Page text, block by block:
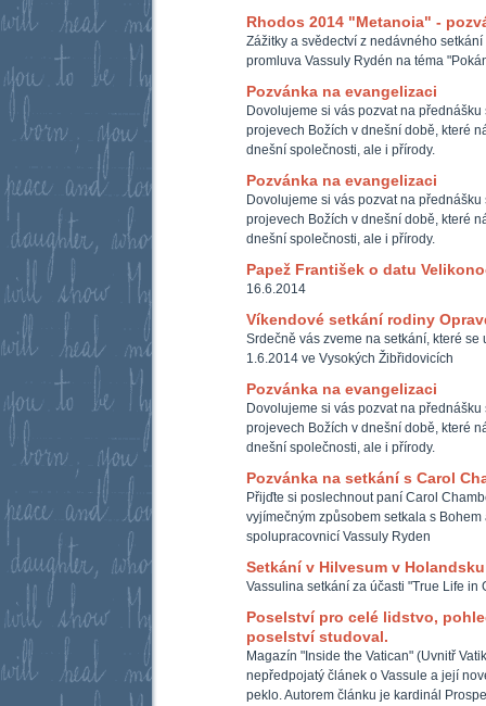
Rhodos 2014 "Metanoia" -
Zážitky a svědectví z nedávného
promluva Vassuly Rydén na téma
Pozvánka na evangelizaci
Dovolujeme si vás pozvat na
projevech Božích v dnešní době, které
dnešní společnosti, ale i přírody.
Pozvánka na evangelizaci
Dovolujeme si vás pozvat na
projevech Božích v dnešní době, které
dnešní společnosti, ale i přírody.
Papež František o datu
16.6.2014
Víkendové setkání rodiny
Srdečně vás zveme na setkání, které se
1.6.2014 ve Vysokých Žibřidovicích
Pozvánka na evangelizaci
Dovolujeme si vás pozvat na
projevech Božích v dnešní době, které
dnešní společnosti, ale i přírody.
Pozvánka na setkání s Carol
Přijďte si poslechnout paní Carol
vyjímečným způsobem setkala s
spolupracovnicí Vassuly Ryden
Setkání v Hilvesum v Holandsku
Vassulina setkání za účasti "True Life in
Poselství pro celé lidstvo,
poselství studoval.
Magazín "Inside the Vatican" (Uvnitř
nepředpojatý článek o Vassule a její
peklo. Autorem článku je kardinál